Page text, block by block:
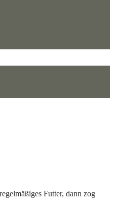
Futter, dann zog